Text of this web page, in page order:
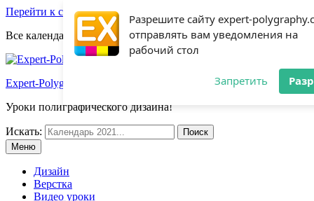
Разрешите сайту expert-
отправлять вам уведомления на
рабочий стол
Запретить
Перейти к содержимому
Все календари 2022: Посмотреть шаблоны!
Expert-Polygraphy.com
Уроки полиграфического дизайна!
Искать:
Меню
Дизайн
Верстка
Видео уроки